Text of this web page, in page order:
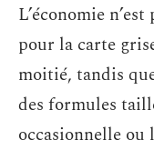
L’économie
pour la carte
moitié, tandis
des formules
occasionnelle